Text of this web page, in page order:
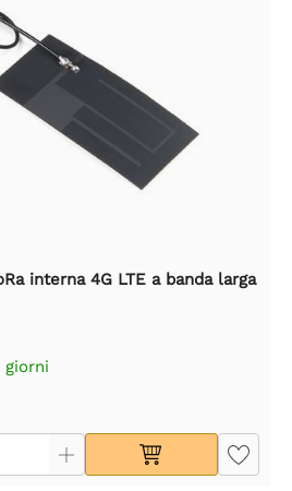
interna 4G LTE a banda larga
giorni